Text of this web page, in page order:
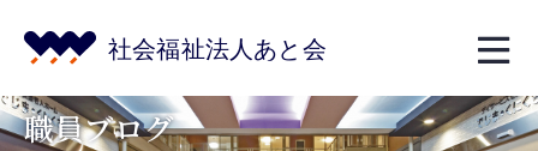
職員ブログ